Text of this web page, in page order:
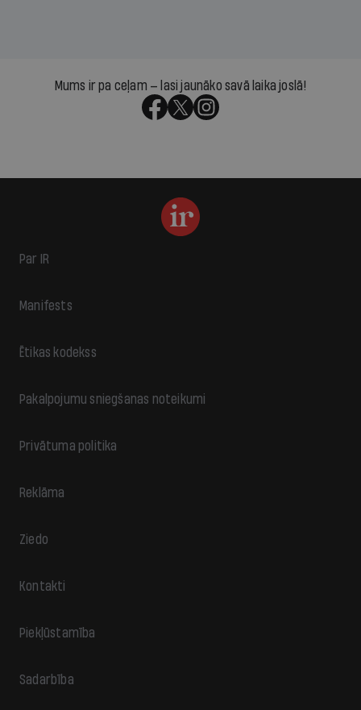
Mums ir pa ceļam — lasi jaunāko savā laika joslā!
Par IR
Manifests
Ētikas kodekss
Pakalpojumu sniegšanas noteikumi
Privātuma politika
Reklāma
Ziedo
Kontakti
Piekļūstamība
Sadarbība